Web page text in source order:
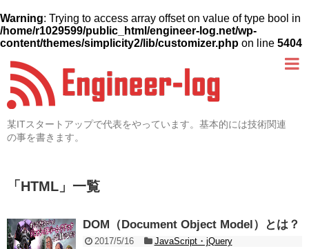
Warning: Trying to access array offset on value of type bool in
/home/r1029599/public_html/engineer-log.net/wp-
content/themes/simplicity2/lib/customizer.php on line 5404
某ITスタートアップで代表をやっています。基本的には技術関連
の事を書きます。
「 HTML 」 一覧
DOM（Document Object Model）とは？
2017/5/16
JavaScript・jQuery